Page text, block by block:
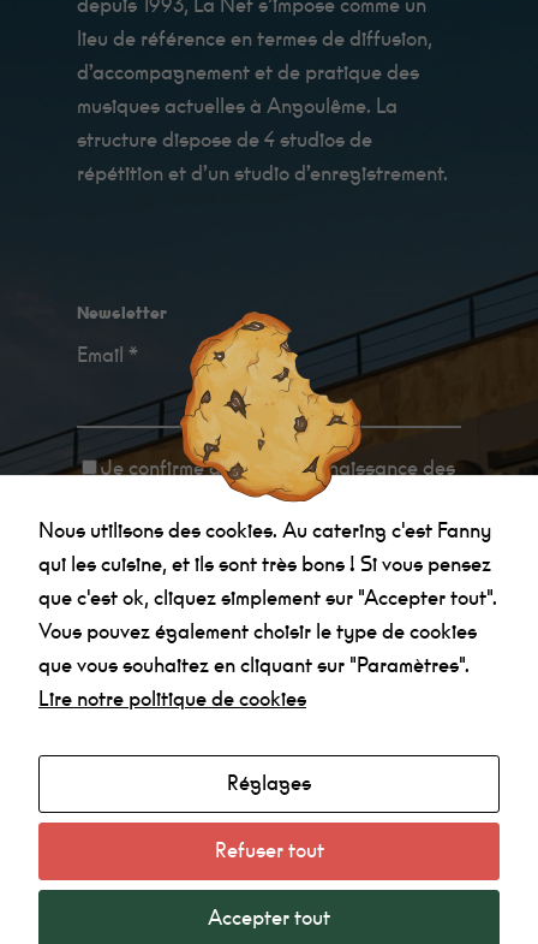
depuis 1993, La Nef s’impose comme un
lieu de référence en termes de diffusion,
d’accompagnement et de pratique des
musiques actuelles à Angoulême. La
structure dispose de 4 studios de
répétition et d’un studio d’enregistrement.
Newsletter
Email *
Je confirme avoirpris connaissance des
informations relatives à la politique de
confidentialité .
Radio
Politique de confidentialité
Nous utilisons des cookies. Au catering c'est Fanny
qui les cuisine, et ils sont très bons ! Si vous pensez
que c'est ok, cliquez simplement sur "Accepter tout".
Vous pouvez également choisir le type de cookies
que vous souhaitez en cliquant sur "Paramètres".
Lire notre politique de cookies
Réglages
Refuser tout
Accepter tout
Minimum
Ces cookies ne
sont pas
facultatifs. Ils
sont
nécessaires au
fonctionnement
Au catering
les cuisine, et
ils sont très
puissions
fonctionnalité
et la
site Web, en
manière dont
le site Web